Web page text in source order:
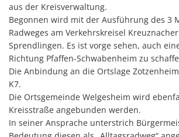
aus der Kreisverwaltung.
Begonnen wird mit der Ausführung des 3
Radweges am Verkehrskreisel
Sprendlingen. Es ist vorge sehen, auch
Richtung Pfaffen-Schwabenheim zu
Die Anbindung an die Ortslage
K7.
Die Ortsgemeinde Welgesheim wird
Kreisstraße angebunden werden.
In seiner Ansprache unterstrich